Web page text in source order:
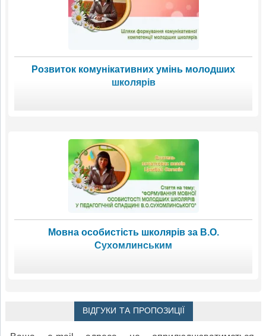
Розвиток комунікативних умінь молодших
школярів
Мовна особистість школярів за В.О.
Сухомлинським
ВІДГУКИ ТА ПРОПОЗИЦІЇ